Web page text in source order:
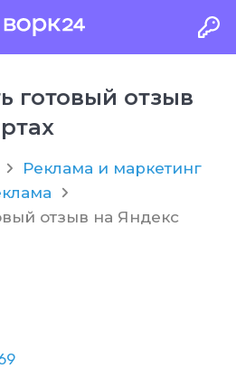
готовый отзыв
Реклама и маркетинг
отзыв на Яндекс